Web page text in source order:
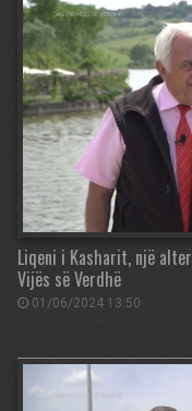
Liqeni i Kasharit, një
Vijës së Verdhë
01/06/2024 13:50